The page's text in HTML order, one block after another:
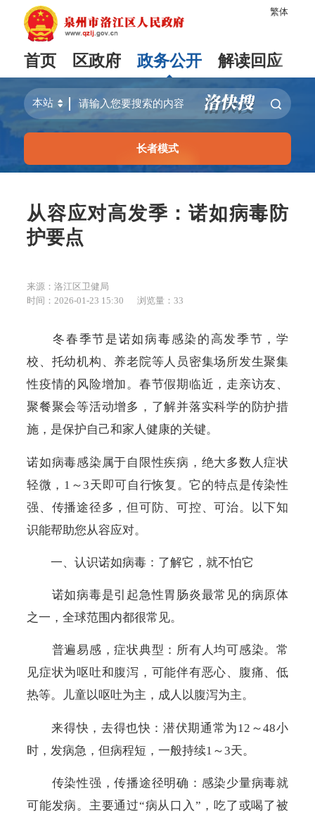
繁体
首页 区政府 政务公开 解读回应
长者模式
从容应对高发季：诺如病毒防
护要点
来源：洛江区卫健局
时间：2026-01-23 15:30
浏览量： 33
冬春季节是诺如病毒感染的高发季节，学
校、托幼机构、养老院等人员密集场所发生聚集
性疫情的风险增加。春节假期临近，走亲访友、
聚餐聚会等活动增多，了解并落实科学的防护措
施，是保护自己和家人健康的关键。
诺如病毒感染属于自限性疾病，绝大多数人症状
轻微， 1 ～3天即可自行恢复。它的特点是传染性
强、传播途径多，但可防、可控、可治。以下知
识能帮助您从容应对。
一、认识诺如病毒：了解它，就不怕它
诺如病毒是引起急性胃肠炎最常见的病原体
之一，全球范围内都很常见。
普遍易感，症状典型：所有人均可感染。常
见症状为呕吐和腹泻，可能伴有恶心、腹痛、低
热等。儿童以呕吐为主，成人以腹泻为主。
来得快，去得也快：潜伏期通常为12 ～48小
时，发病急，但病程短，一般持续1 ～3天。
传染性强，传播途径明确： 感染少量病毒就
可能发病。主要通过“病从口入 ” ，吃了或喝了被